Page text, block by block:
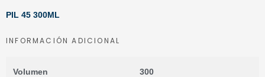
PIL 45 300ML
INFORMACIÓN ADICIONAL
Volumen 300